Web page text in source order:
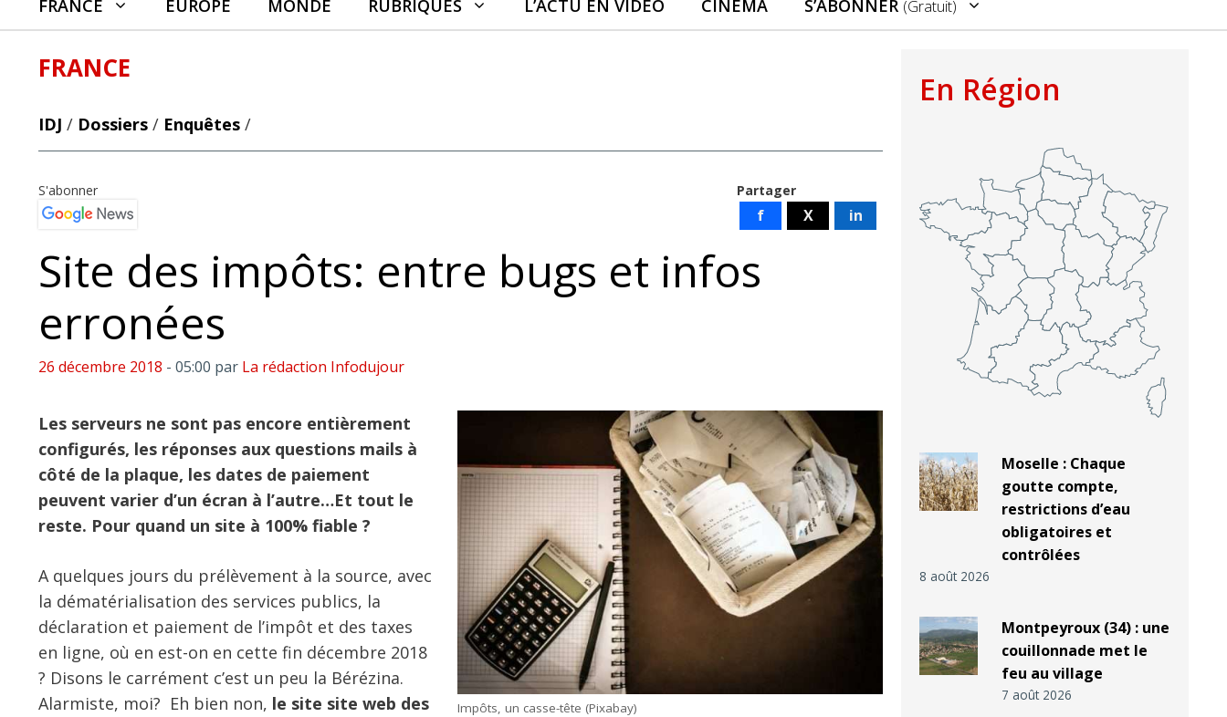
FRANCE EUROPE MONDE RUBRIQUES L’ACTU EN VIDÉO CINÉMA S’ABONNER (gratuit)
FRANCE
IDJ / Dossiers / Enquêtes /
Partager
f X in
S'abonner
Site des impôts: entre bugs et infos
erronées
26 décembre 2018 - 05:00 par La rédaction Infodujour
Impôts, un casse-tête (Pixabay)
Les serveurs ne sont pas encore entièrement
configurés, les réponses aux questions mails à
côté de la plaque, les dates de paiement
peuvent varier d’un écran à l’autre…Et tout le
reste. Pour quand un site à 100% fiable ?
A quelques jours du prélèvement à la source, avec
la dématérialisation des services publics, la
déclaration et paiement de l’impôt et des taxes
en ligne, où en est-on en cette fin décembre 2018
? Disons le carrément c’est un peu la Bérézina.
Alarmiste, moi? Eh bien non, le site site web des
En Région
Moselle : Chaque
goutte compte,
restrictions d’eau
obligatoires et
contrôlées
8 août 2026
Montpeyroux (34) : une
couillonnade met le
feu au village
7 août 2026